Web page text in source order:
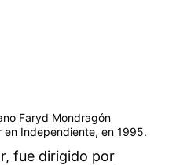
Faryd Mondragón
Independiente, en 1995.
fue dirigido por